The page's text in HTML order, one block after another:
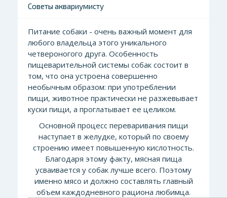
Советы аквариумисту
Питание собаки - очень важный момент для
любого владельца этого уникального
четвероногого друга. Особенность
пищеварительной системы собак состоит в
том, что она устроена совершенно
необычным образом: при употреблении
пищи, животное практически не разжевывает
куски пищи, а проглатывает ее целиком.
Основной процесс переваривания пищи
наступает в желудке, который по своему
строению имеет повышенную кислотность.
Благодаря этому факту, мясная пища
усваивается у собак лучше всего. Поэтому
именно мясо и должно составлять главный
объем каждодневного рациона любимца.